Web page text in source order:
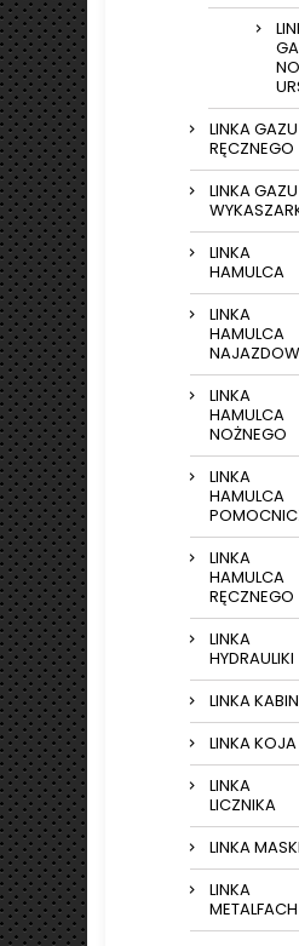
LINKA GAZU
RĘCZNEGO
LINKA GAZU
LINKA
HAMULCA
LINKA
HAMULCA
LINKA
HAMULCA
NOŻNEGO
LINKA
HAMULCA
LINKA
HAMULCA
RĘCZNEGO
LINKA
HYDRAULIKI
LINKA
LINKA KOJA
LINKA
LICZNIKA
LINKA MASKI
LINKA
METALFACH